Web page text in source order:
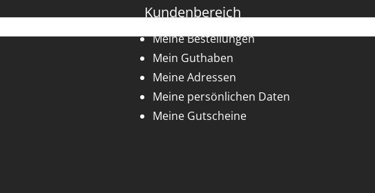
Kundenbereich
Meine Bestellungen
Mein Guthaben
Meine Adressen
Meine persönlichen Daten
Meine Gutscheine